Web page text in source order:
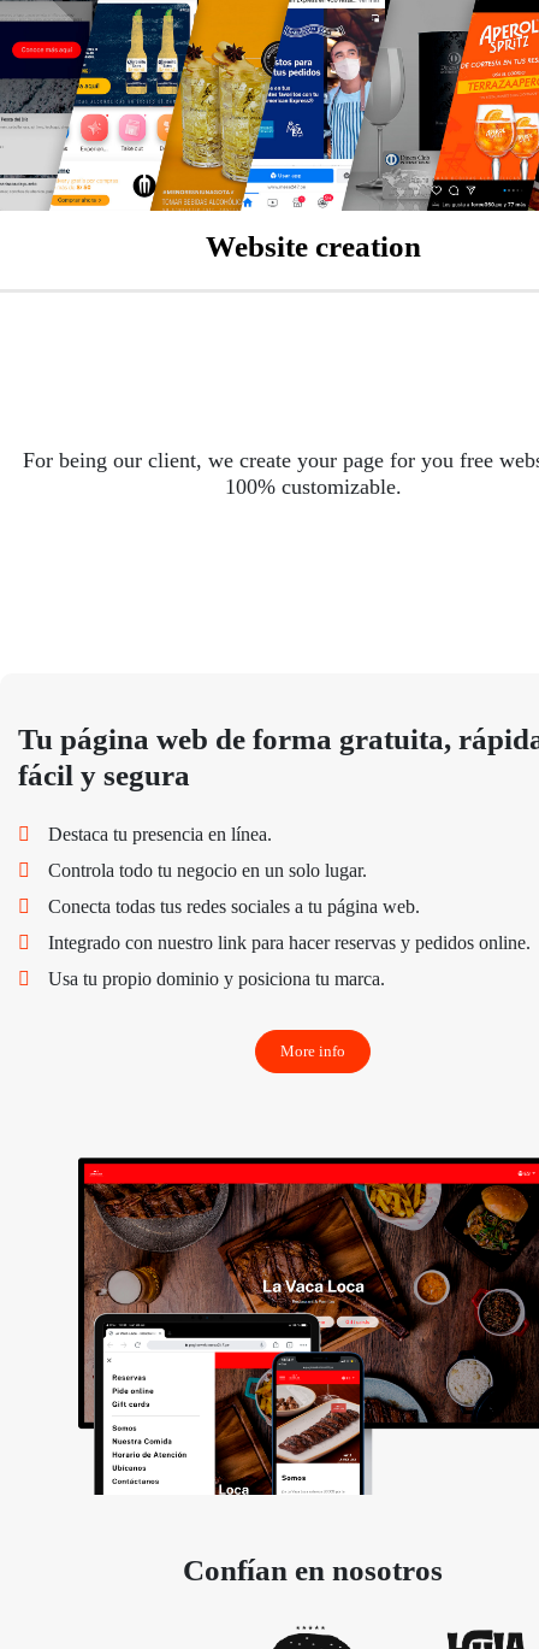
Website creation
For being our client, we create your page for you free
100% customizable.
Tu página web de forma gratuita,
fácil y segura
Destaca tu presencia en línea.
Controla todo tu negocio en un solo lugar.
Conecta todas tus redes sociales a tu página web.
Integrado con nuestro link para hacer reservas y pedidos online.
Usa tu propio dominio y posiciona tu marca.
More info
Confían en nosotros